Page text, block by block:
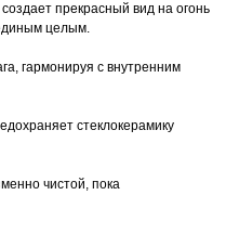
прекрасный вид на огонь
целым.
гармонируя с внутренним
стеклокерамику
чистой, пока